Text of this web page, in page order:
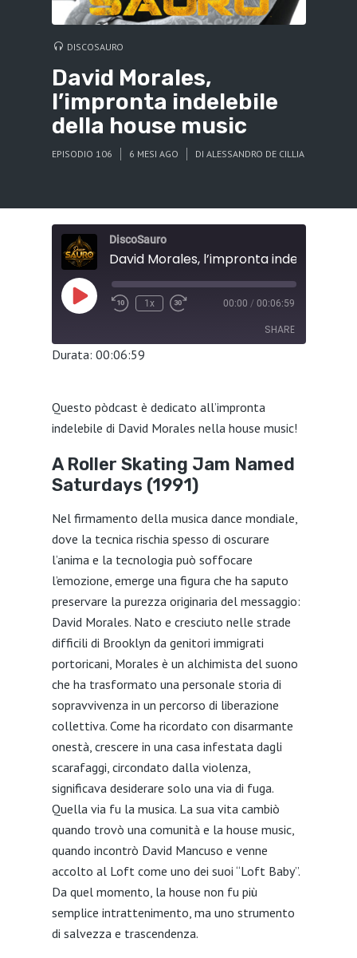
DISCOSAURO
David Morales,
l’impronta indelebile
della house music
EPISODIO 106 6 MESI AGO DI ALESSANDRO DE CILLIA
DiscoSauro
Play
Episode
1x 00:00 / 00:06:59
SHARE
LINK
Durata: 00:06:59
Questo pòdcast è dedicato all’impronta
indelebile di David Morales nella house music!
A Roller Skating Jam Named
Saturdays (1991)
Nel firmamento della musica dance mondiale,
dove la tecnica rischia spesso di oscurare
l’anima e la tecnologia può soffocare
l’emozione, emerge una figura che ha saputo
preservare la purezza originaria del messaggio:
David Morales. Nato e cresciuto nelle strade
difficili di Brooklyn da genitori immigrati
portoricani, Morales è un alchimista del suono
che ha trasformato una personale storia di
sopravvivenza in un percorso di liberazione
collettiva. Come ha ricordato con disarmante
onestà, crescere in una casa infestata dagli
scarafaggi, circondato dalla violenza,
significava desiderare solo una via di fuga.
Quella via fu la musica. La sua vita cambiò
quando trovò una comunità e la house music,
quando incontrò David Mancuso e venne
accolto al Loft come uno dei suoi “Loft Baby”.
Da quel momento, la house non fu più
semplice intrattenimento, ma uno strumento
di salvezza e trascendenza.